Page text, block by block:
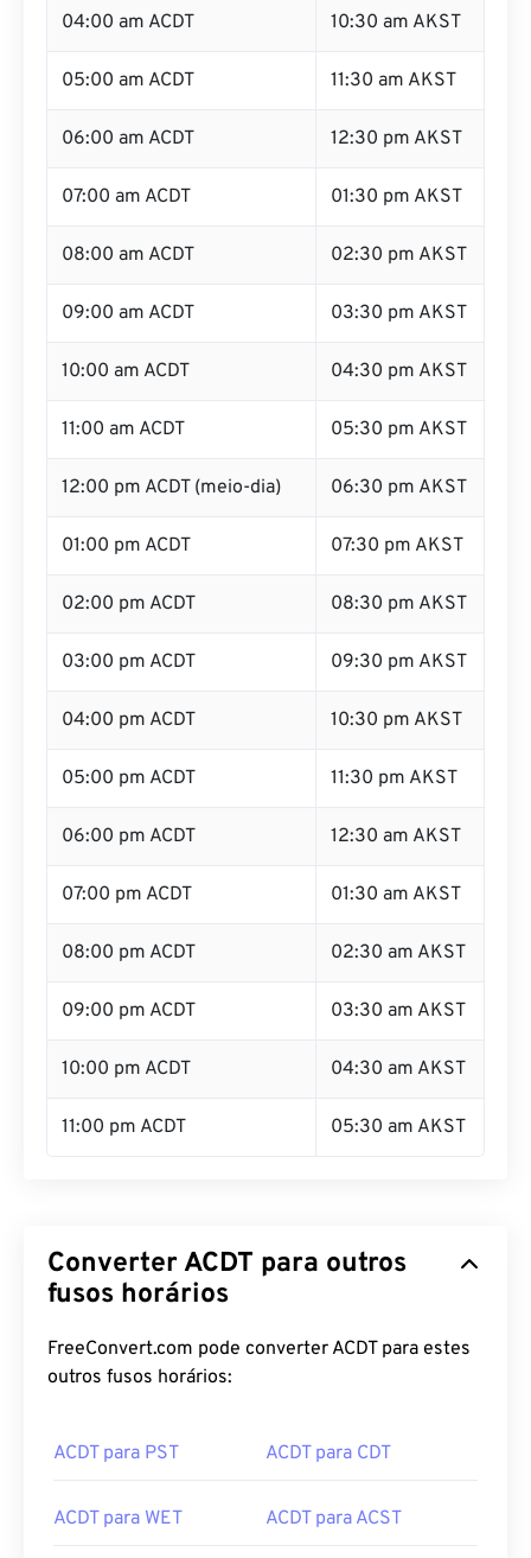
04:00 am ACDT 10:30 am AKST
05:00 am ACDT 11:30 am AKST
06:00 am ACDT 12:30 pm AKST
07:00 am ACDT 01:30 pm AKST
08:00 am ACDT 02:30 pm AKST
09:00 am ACDT 03:30 pm AKST
10:00 am ACDT 04:30 pm AKST
11:00 am ACDT 05:30 pm AKST
12:00 pm ACDT (meio-dia) 06:30 pm AKST
01:00 pm ACDT 07:30 pm AKST
02:00 pm ACDT 08:30 pm AKST
03:00 pm ACDT 09:30 pm AKST
04:00 pm ACDT 10:30 pm AKST
05:00 pm ACDT 11:30 pm AKST
06:00 pm ACDT 12:30 am AKST
07:00 pm ACDT 01:30 am AKST
08:00 pm ACDT 02:30 am AKST
09:00 pm ACDT 03:30 am AKST
10:00 pm ACDT 04:30 am AKST
11:00 pm ACDT 05:30 am AKST
Converter ACDT para outros
fusos horários
FreeConvert.com pode converter ACDT para estes
outros fusos horários:
ACDT para PST ACDT para CDT
ACDT para WET ACDT para ACST